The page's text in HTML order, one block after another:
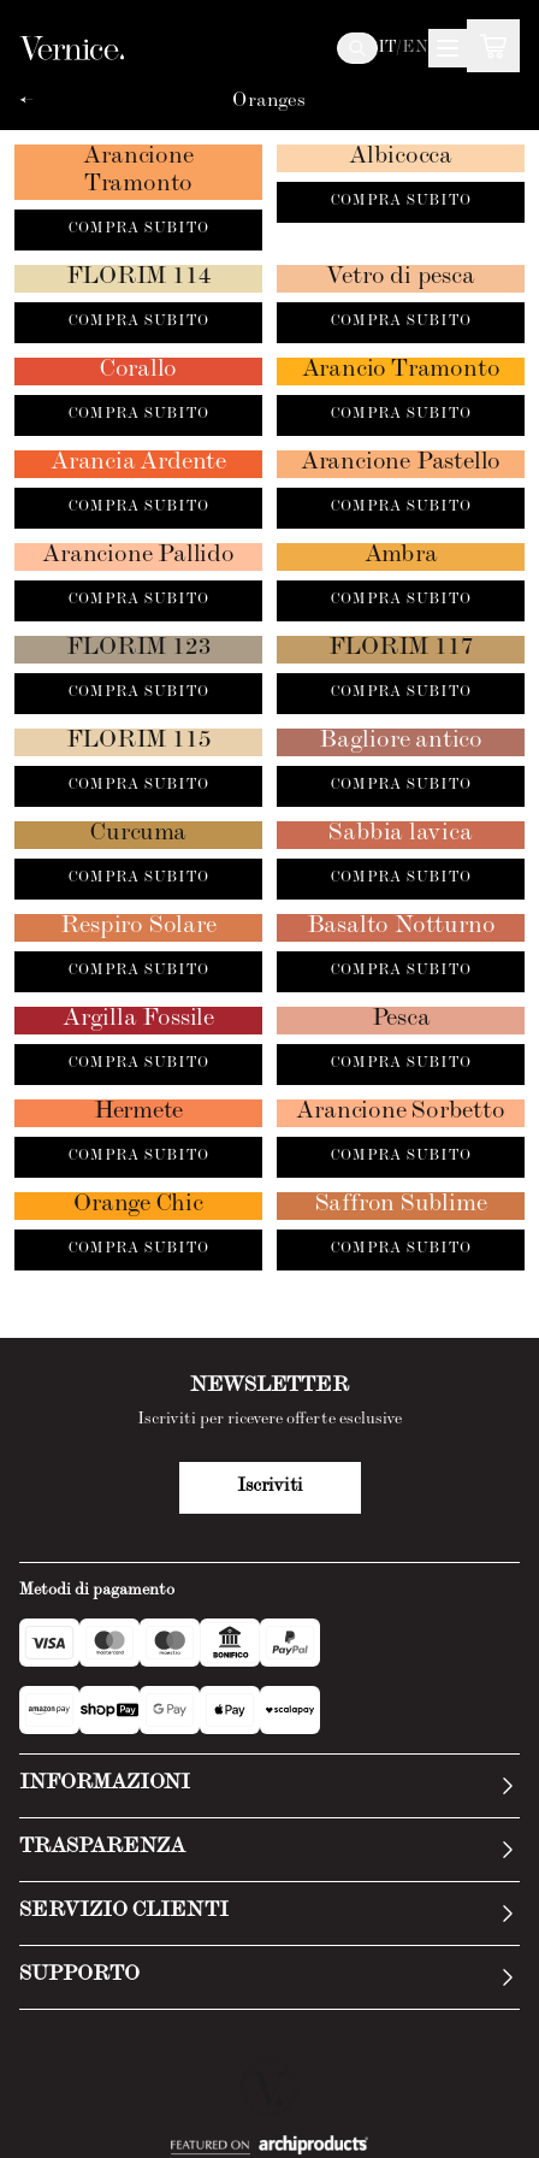
IT/EN
← Oranges
Arancione
Tramonto
COMPRA SUBITO
Albicocca
COMPRA SUBITO
FLORIM 114
COMPRA SUBITO
Vetro di pesca
COMPRA SUBITO
Corallo
COMPRA SUBITO
Arancio Tramonto
COMPRA SUBITO
Arancia Ardente
COMPRA SUBITO
Arancione Pastello
COMPRA SUBITO
Arancione Pallido
COMPRA SUBITO
Ambra
COMPRA SUBITO
FLORIM 123
COMPRA SUBITO
FLORIM 117
COMPRA SUBITO
FLORIM 115
COMPRA SUBITO
Bagliore antico
COMPRA SUBITO
Curcuma
COMPRA SUBITO
Sabbia lavica
COMPRA SUBITO
Respiro Solare
COMPRA SUBITO
Basalto Notturno
COMPRA SUBITO
Argilla Fossile
COMPRA SUBITO
Pesca
COMPRA SUBITO
Hermete
COMPRA SUBITO
Arancione Sorbetto
COMPRA SUBITO
Orange Chic
COMPRA SUBITO
Saffron Sublime
COMPRA SUBITO
Metodi di pagamento
INFORMAZIONI
TRASPARENZA
Privacy Policy
SERVIZIO CLIENTI
SUPPORTO
NEWSLETTER
Iscriviti per ricevere offerte esclusive
Iscriviti